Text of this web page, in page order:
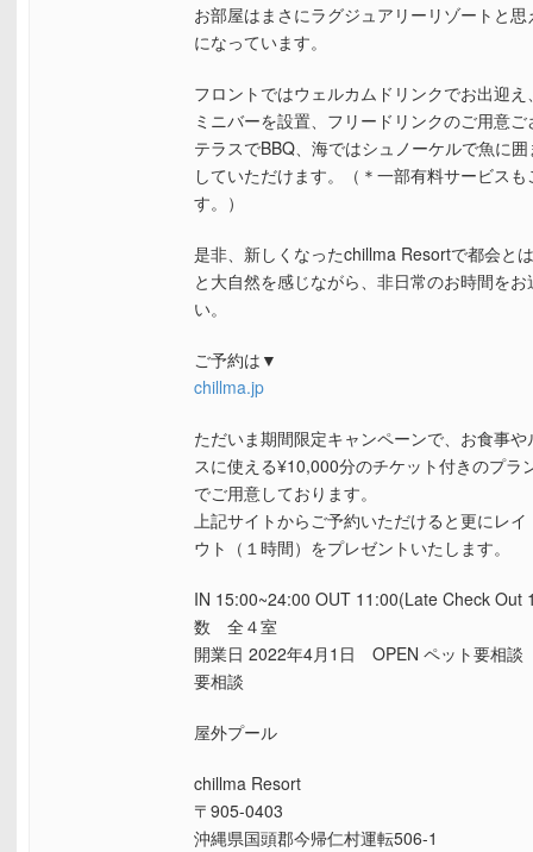
お部屋はまさにラグジュアリーリゾートと
になっています。
フロントではウェルカムドリンクでお出迎
ミニバーを設置、フリードリンクのご用意
テラスでBBQ、海ではシュノーケルで魚に
していただけます。（＊一部有料サービス
す。）
是非、新しくなったchillma Resortで都会と
と大自然を感じながら、非日常のお時間を
い。
ご予約は▼
chillma.jp
ただいま期間限定キャンペーンで、お食事
スに使える¥10,000分のチケット付きのプラ
でご用意しております。
上記サイトからご予約いただけると更にレ
ウト（１時間）をプレゼントいたします。
IN 15:00~24:00 OUT 11:00(Late Check Out
数 全４室
開業日 2022年4月1日 OPEN ペット要
要相談
屋外プール
chillma Resort
〒905-0403
沖縄県国頭郡今帰仁村運転506-1